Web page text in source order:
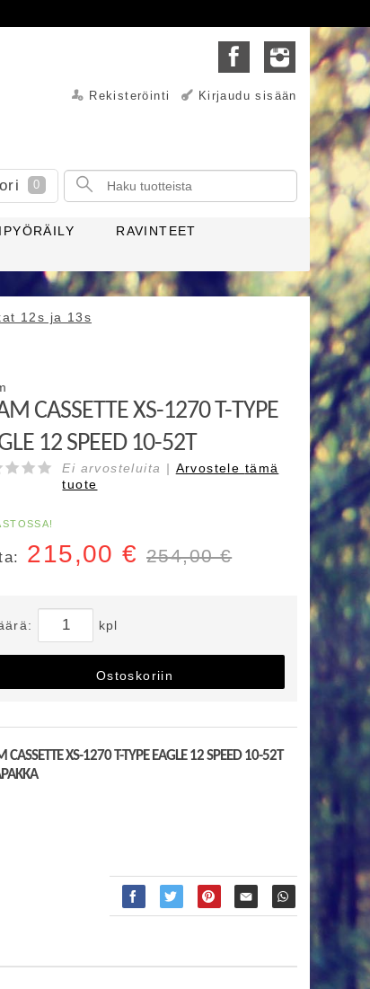
Rekisteröinti Kirjaudu sisään
0
RAVINTEET
12s ja 13s
CASSETTE XS-1270 T-TYPE
12 SPEED 10-52T
Ei arvosteluita | Arvostele tämä
tuote
215,00€ 254,00 €
kpl
Ostoskoriin
CASSETTE XS-1270 T-TYPE EAGLE 12 SPEED 10-52T